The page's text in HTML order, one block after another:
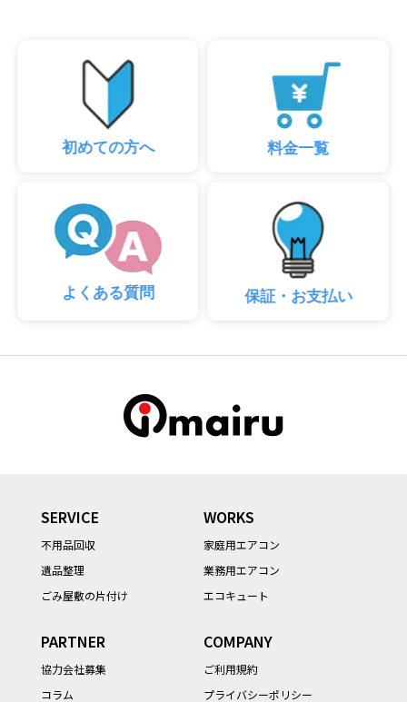
初めての方へ 料金一覧
よくある質問 保証・お支払い
SERVICE
不用品回収
遺品整理
ごみ屋敷の片付け
WORKS
家庭用エアコン
業務用エアコン
エコキュート
PARTNER
協力会社募集
コラム
COMPANY
ご利用規約
プライバシーポリシー